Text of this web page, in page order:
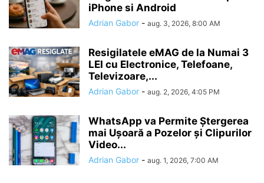
iPhone si Android
Adrian Gabor - aug. 3, 2026, 8:00 AM
Resigilatele eMAG de la Numai 3
LEI cu Electronice, Telefoane,
Televizoare,...
Adrian Gabor - aug. 2, 2026, 4:05 PM
WhatsApp va Permite Ștergerea
mai Ușoară a Pozelor și Clipurilor
Video...
Adrian Gabor - aug. 1, 2026, 7:00 AM